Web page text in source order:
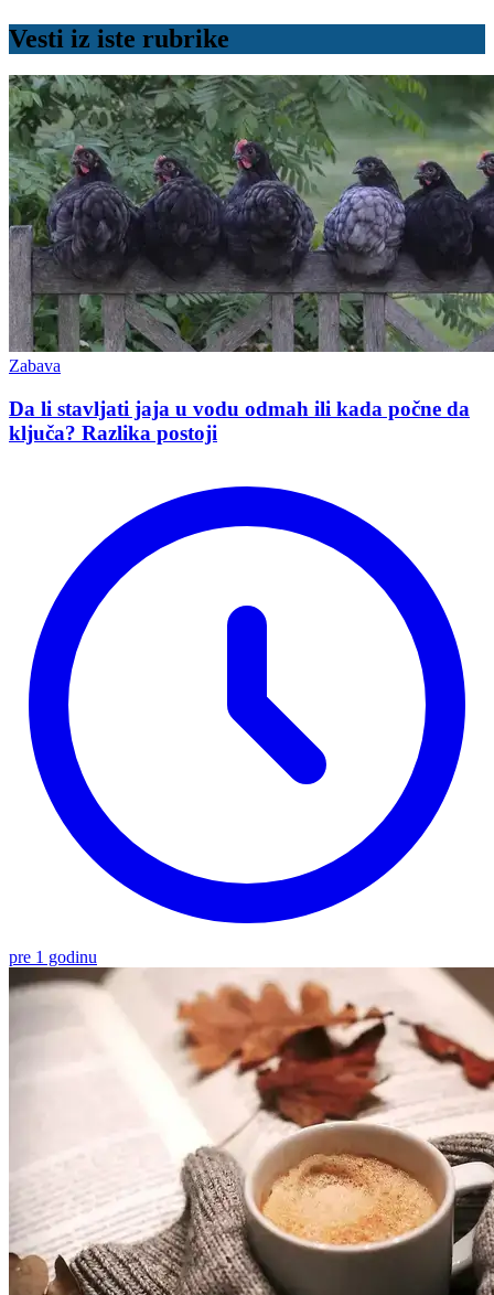
Vesti iz iste rubrike
Zabava
Da li stavljati jaja u vodu odmah ili kada počne da
ključa? Razlika postoji
pre 1 godinu